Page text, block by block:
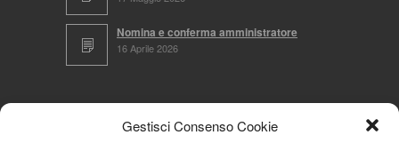
Gestisci Consenso Cookie
Nomina e conferma amministratore
16 Aprile 2026
CERCA NEL SITO